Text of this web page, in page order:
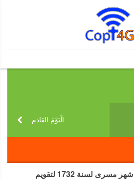
الْيَوْمَ القادم‎
سنكسار اليوم 12 من شهر مسرى لسنة 1732 لتقويم